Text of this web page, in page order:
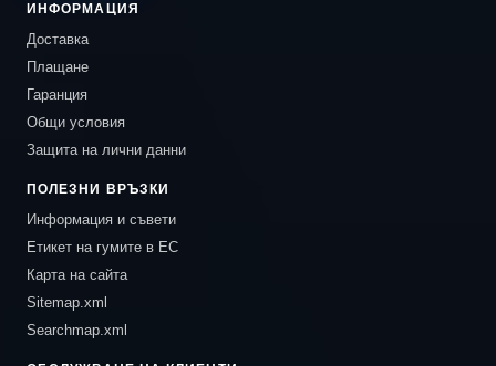
ИНФОРМАЦИЯ
Доставка
Плащане
Гаранция
Общи условия
Защита на лични данни
ПОЛЕЗНИ ВРЪЗКИ
Информация и съвети
Етикет на гумите в ЕС
Карта на сайта
Sitemap.xml
Searchmap.xml